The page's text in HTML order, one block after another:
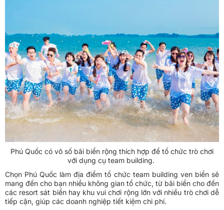
Phú Quốc có vô số bãi biển rộng thích hợp để tổ chức trò chơi
với dụng cụ team building.
Chọn Phú Quốc làm địa điểm tổ chức team building ven biển sẽ
mang đến cho bạn nhiều không gian tổ chức, từ bãi biển cho đến
các resort sát biển hay khu vui chơi rộng lớn với nhiều trò chơi dễ
tiếp cận, giúp các doanh nghiệp tiết kiệm chi phí.